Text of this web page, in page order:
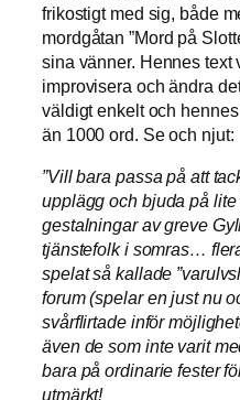
frikostigt med sig, både
mordgåtan ”Mord på
sina vänner. Hennes text
improvisera och ändra
väldigt enkelt och
än 1000 ord. Se och njut:
”Vill bara passa på att
upplägg och bjuda på
gestalningar av greve
tjänstefolk i somras…
spelat så kallade
forum (spelar en just nu
svårflirtade inför
även de som inte varit
bara på ordinarie fester
utmärkt!